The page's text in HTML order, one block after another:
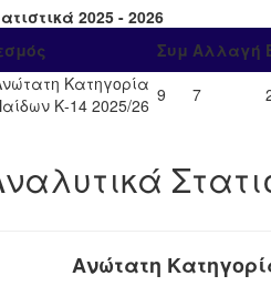
2025 - 2026
Συμ Αλλαγή
Κατηγορία
Κ-14 2025/26 9 7
Ανώτατη